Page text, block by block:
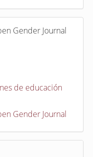
Gender Journal
de educación
Gender Journal